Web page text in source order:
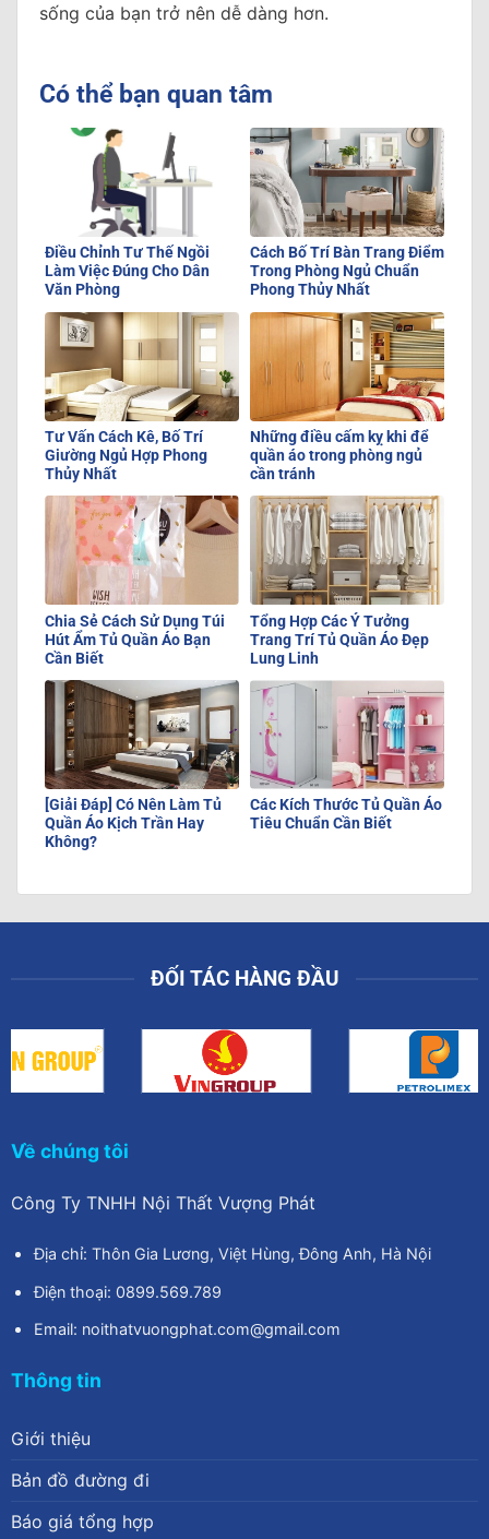
sống của bạn trở nên dễ dàng hơn.
Có thể bạn quan tâm
Điều Chỉnh Tư Thế Ngồi
Làm Việc Đúng Cho Dân
Văn Phòng
Cách Bố Trí Bàn Trang Điểm
Trong Phòng Ngủ Chuẩn
Phong Thủy Nhất
Tư Vấn Cách Kê, Bố Trí
Giường Ngủ Hợp Phong
Thủy Nhất
Những điều cấm kỵ khi để
quần áo trong phòng ngủ
cần tránh
Chia Sẻ Cách Sử Dụng Túi
Hút Ẩm Tủ Quần Áo Bạn
Cần Biết
Tổng Hợp Các Ý Tưởng
Trang Trí Tủ Quần Áo Đẹp
Lung Linh
[Giải Đáp] Có Nên Làm Tủ
Quần Áo Kịch Trần Hay
Không?
Các Kích Thước Tủ Quần Áo
Tiêu Chuẩn Cần Biết
ĐỐI TÁC HÀNG ĐẦU
Về chúng tôi
Công Ty TNHH Nội Thất Vượng Phát
Địa chỉ: Thôn Gia Lương, Việt Hùng, Đông Anh, Hà Nội
Điện thoại: 0899.569.789
Email: noithatvuongphat.com@gmail.com
Thông tin
Giới thiệu
Bản đồ đường đi
Báo giá tổng hợp